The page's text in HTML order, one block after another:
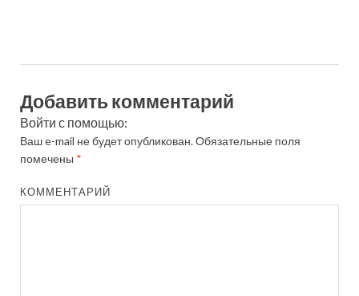
Добавить комментарий
Войти с помощью:
Ваш e-mail не будет опубликован.Обязательные поля
помечены *
КОММЕНТАРИЙ